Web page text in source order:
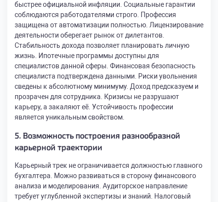
быстрее официальной инфляции. Социальные гарантии
соблюдаются работодателями строго. Профессия
защищена от автоматизации полностью. Лицензирование
деятельности оберегает рынок от дилетантов.
Стабильность дохода позволяет планировать личную
жизнь. Ипотечные программы доступны для
специалистов данной сферы. Финансовая безопасность
специалиста подтверждена данными. Риски увольнения
сведены к абсолютному минимуму. Доход предсказуем и
прозрачен для сотрудника. Кризисы не разрушают
карьеру, а закаляют её. Устойчивость профессии
является уникальным свойством.
5. Возможность построения разнообразной
карьерной траектории
Карьерный трек не ограничивается должностью главного
бухгалтера. Можно развиваться в сторону финансового
анализа и моделирования. Аудиторское направление
требует углубленной экспертизы и знаний. Налоговый